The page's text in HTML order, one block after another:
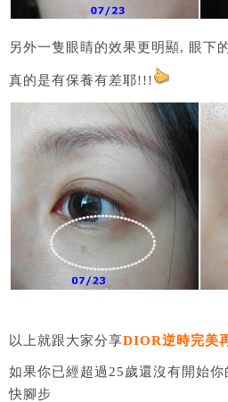
另外一隻眼睛的效果更明顯, 眼下
真的是有保養有差耶!!!
以上就跟大家分享DIOR逆時完美
如果你已經超過25歲還沒有開始
快腳步